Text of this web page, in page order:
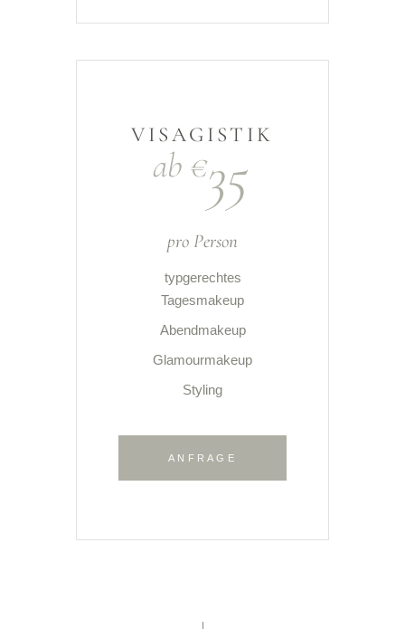
VISAGISTIK
ab €35
pro Person
typgerechtes
Tagesmakeup
Abendmakeup
Glamourmakeup
Styling
ANFRAGE